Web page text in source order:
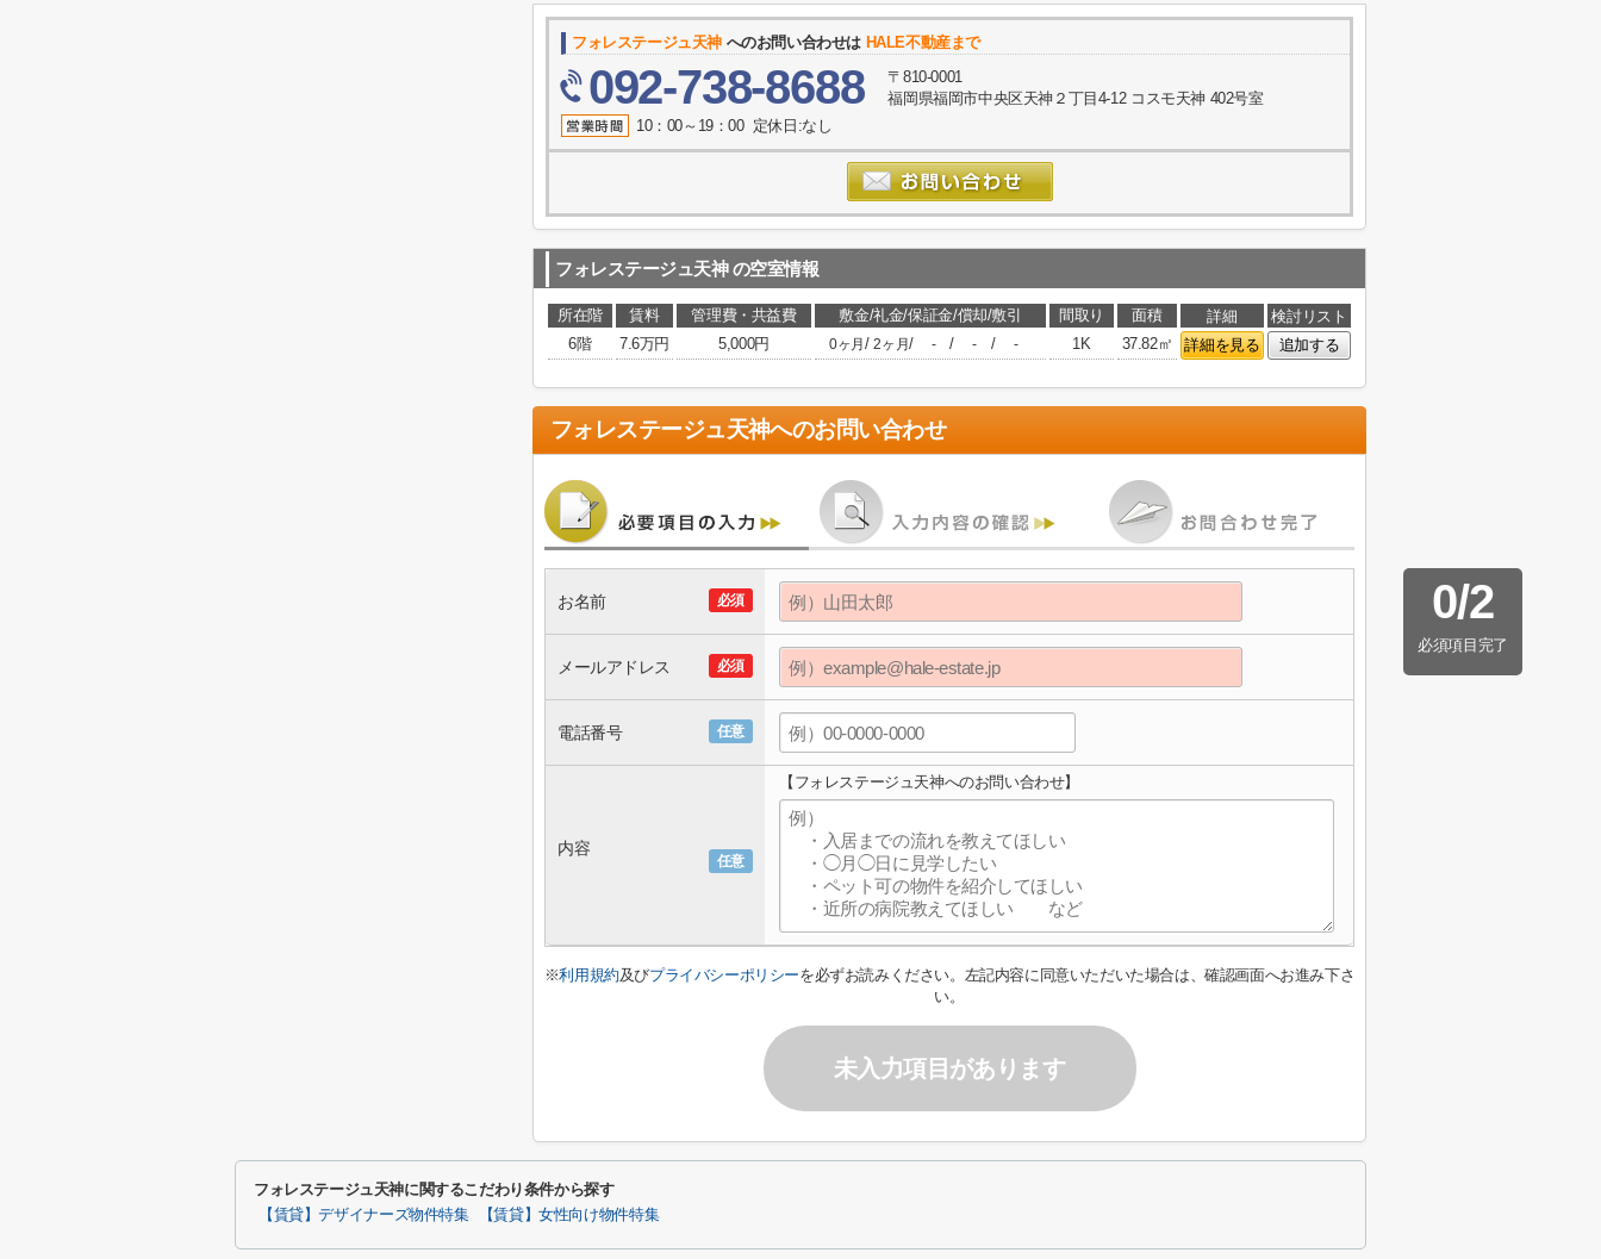
フォレステージュ天神 へのお問い合わせは HALE不動産まで
092-738-8688
〒810-0001
福岡県福岡市中央区天神２丁目4-12 コスモ天神 402号室
10：00～19：00 定休日:なし
フォレステージュ天神 の空室情報
所在階 賃料 管理費・共益費 敷金/礼金/保証金/償却/敷引 間取り 面積 詳細
検討リスト
6階
7.6万円 5,000円 0ヶ月/2ヶ月/ - / - / - 1K 37.82㎡ 詳細を見る 追加する
フォレステージュ天神へのお問い合わせ
0/2
必須項目完了
必須
お名前
必須
メールアドレス
任意
電話番号
任意
内容
【フォレステージュ天神へのお問い合わせ】
※利用規約及びプライバシーポリシーを必ずお読みください。左記内容に同意いただいた場合は、確認画面へお進み下さ
い。
未入力項目があります
フォレステージュ天神に関するこだわり条件から探す
【賃貸】デザイナーズ物件特集 【賃貸】女性向け物件特集